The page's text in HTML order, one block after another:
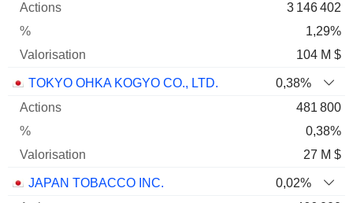
3 146 402
1,29%
104 M $
TOKYO OHKA KOGYO CO., LTD.
0,38%
481 800
0,38%
27 M $
JAPAN TOBACCO INC.
0,02%